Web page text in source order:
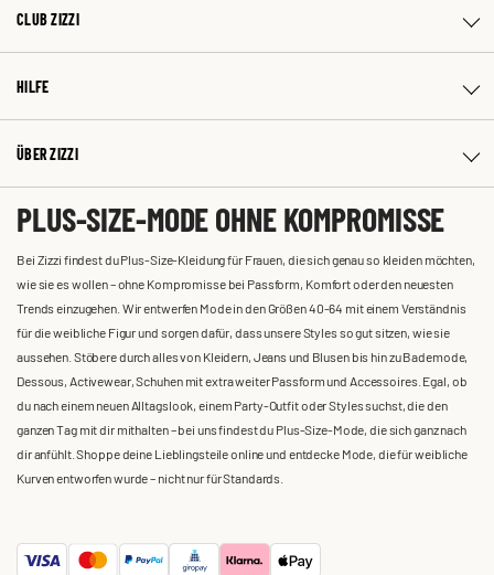
CLUB ZIZZI
HILFE
ÜBER ZIZZI
PLUS-SIZE-MODE OHNE KOMPROMISSE
Bei Zizzi findest du Plus-Size-Kleidung für Frauen, die sich genau so kleiden möchten,
wie sie es wollen – ohne Kompromisse bei Passform, Komfort oder den neuesten
Trends einzugehen. Wir entwerfen Mode in den Größen 40-64 mit einem Verständnis
für die weibliche Figur und sorgen dafür, dass unsere Styles so gut sitzen, wie sie
aussehen. Stöbere durch alles von Kleidern, Jeans und Blusen bis hin zu Bademode,
Dessous, Activewear, Schuhen mit extra weiter Passform und Accessoires. Egal, ob
du nach einem neuen Alltagslook, einem Party-Outfit oder Styles suchst, die den
ganzen Tag mit dir mithalten – bei uns findest du Plus-Size-Mode, die sich ganz nach
dir anfühlt. Shoppe deine Lieblingsteile online und entdecke Mode, die für weibliche
Kurven entworfen wurde – nicht nur für Standards.